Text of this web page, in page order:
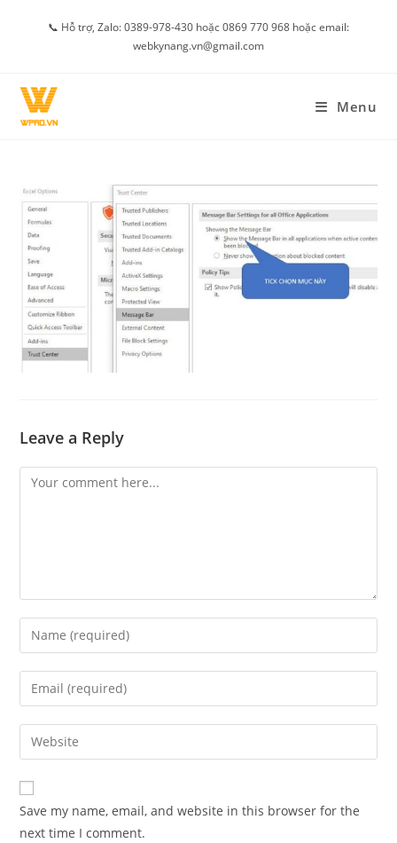
📞 Hỗ trợ, Zalo: 0389-978-430 hoặc 0869 770 968 hoặc email:
webkynang.vn@gmail.com
Menu
Leave a Reply
Comment
Enter
your
name
comment
Enter
your
email
address
comment
Enter
your
website
URL
(optional)
Save my name, email, and website in this browser for the
next time I comment.